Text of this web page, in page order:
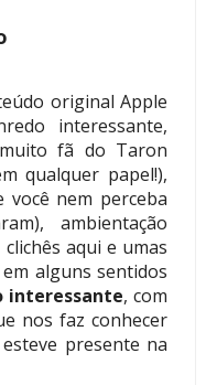
original Apple
interessante,
fã do Taron
qualquer papel!),
você nem perceba
ambientação
aqui e umas
alguns sentidos
interessante, com
nos faz conhecer
presente na